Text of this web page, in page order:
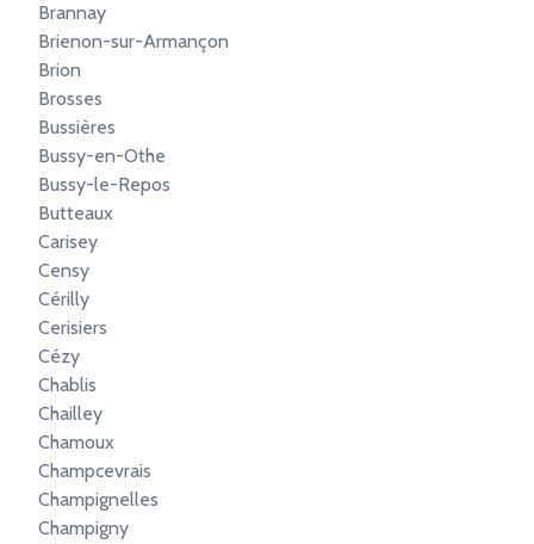
Brannay
Brienon-sur-Armançon
Brion
Brosses
Bussières
Bussy-en-Othe
Bussy-le-Repos
Butteaux
Carisey
Censy
Cérilly
Cerisiers
Cézy
Chablis
Chailley
Chamoux
Champcevrais
Champignelles
Champigny